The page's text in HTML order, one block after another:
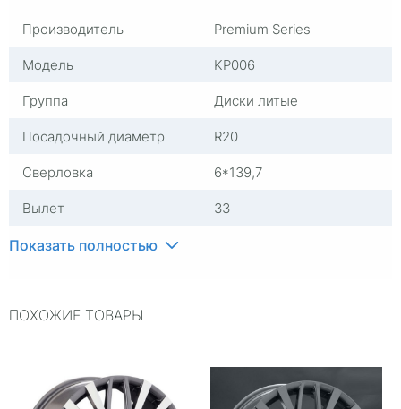
Производитель
Premium Series
Модель
KP006
Группа
Диски литые
Посадочный диаметр
R20
Сверловка
6*139,7
Вылет
33
ЦО
Применяемость
Гарантия
Показать полностью
ПОХОЖИЕ ТОВАРЫ